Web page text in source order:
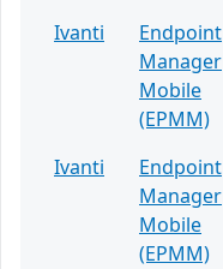
Ivanti
Endpoint
Manager
Mobile
(EPMM)
Ivanti
Endpoint
Manager
Mobile
(EPMM)